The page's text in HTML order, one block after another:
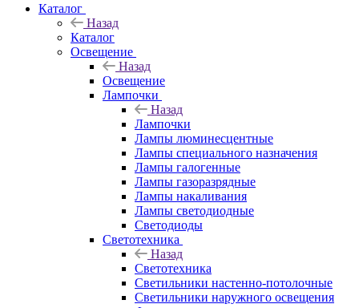
Каталог
Назад
Каталог
Освещение
Назад
Освещение
Лампочки
Назад
Лампочки
Лампы люминесцентные
Лампы специального назначения
Лампы галогенные
Лампы газоразрядные
Лампы накаливания
Лампы светодиодные
Светодиоды
Светотехника
Назад
Светотехника
Светильники настенно-потолочные
Светильники наружного освещения